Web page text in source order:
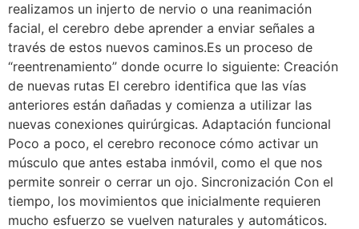
realizamos un injerto de nervio o una reanimación
facial, el cerebro debe aprender a enviar señales a
través de estos nuevos caminos.Es un proceso de
“reentrenamiento” donde ocurre lo siguiente: Creación
de nuevas rutas El cerebro identifica que las vías
anteriores están dañadas y comienza a utilizar las
nuevas conexiones quirúrgicas. Adaptación funcional
Poco a poco, el cerebro reconoce cómo activar un
músculo que antes estaba inmóvil, como el que nos
permite sonreir o cerrar un ojo. Sincronización Con el
tiempo, los movimientos que inicialmente requieren
mucho esfuerzo se vuelven naturales y automáticos.